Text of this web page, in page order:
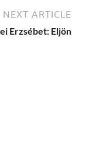
NEXT ARTICLE
Erzsébet: Eljön